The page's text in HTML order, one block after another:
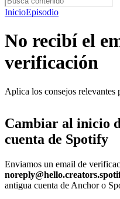
InicioEpisodio
No recibí el
verificación
Aplica los consejos relevantes
Cambiar al inicio
cuenta de Spotify
Enviamos un email de
antigua cuenta de Anchor o